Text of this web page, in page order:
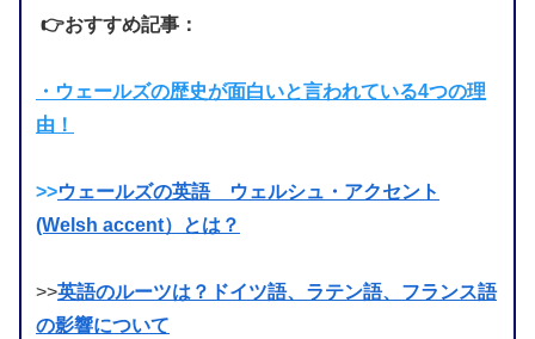
👉おすすめ記事：
・ウェールズの歴史が面白いと言われている4つの理
由！
>>ウェールズの英語 ウェルシュ・アクセント
(Welsh accent）とは？
>>英語のルーツは？ドイツ語、ラテン語、フランス語
の影響について